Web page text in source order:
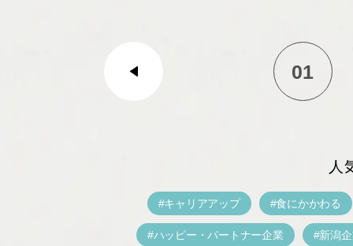
01
人
キャリアアップ 食にかかわる
ハッピー・パートナー企業 新潟